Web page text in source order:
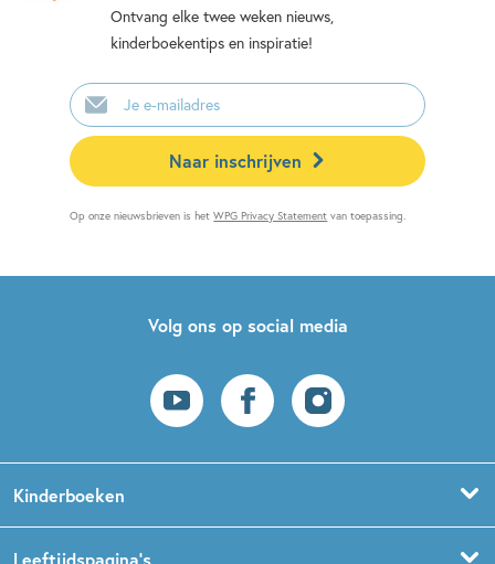
Ontvang elke twee weken nieuws,
kinderboekentips en inspiratie!
E-
mailadres
Naar inschrijven
Op onze nieuwsbrieven is hetWPG Privacy Statement van toepassing.
Volg ons op social media
Kinderboeken
Leeftijdspagina’s